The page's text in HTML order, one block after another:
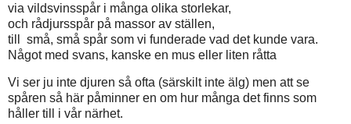
via vildsvinsspår i många olika storlekar,
och rådjursspår på massor av ställen,
till små, små spår som vi funderade vad det kunde vara.
Något med svans, kanske en mus eller liten råtta
Vi ser ju inte djuren så ofta (särskilt inte älg) men att se
spåren så här påminner en om hur många det finns som
håller till i vår närhet.